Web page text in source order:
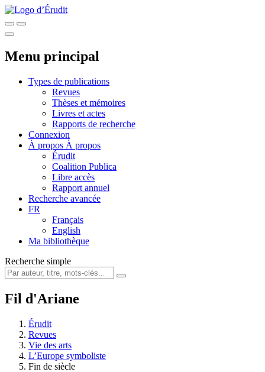
Menu principal
Types de publications
Revues
Thèses et mémoires
Livres et actes
Rapports de recherche
Connexion
À propos À propos
Érudit
Coalition Publica
Libre accès
Rapport annuel
Recherche avancée
FR
Français
English
Ma bibliothèque
Recherche simple
Fil d'Ariane
Érudit
Revues
Vie des arts
L’Europe symboliste
Fin de siècle